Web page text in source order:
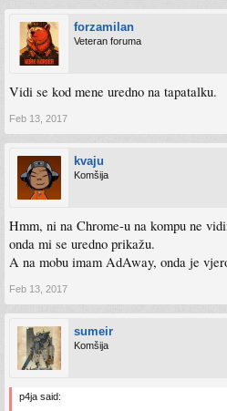
forzamilan
Veteran foruma
Vidi se kod mene uredno na tapatalku.
Feb 13, 2017
kvaju
Komšija
Hmm, ni na Chrome-u na kompu ne
onda mi se uredno prikažu.
A na mobu imam AdAway, onda je
Feb 13, 2017
sumeir
Komšija
p4ja said: